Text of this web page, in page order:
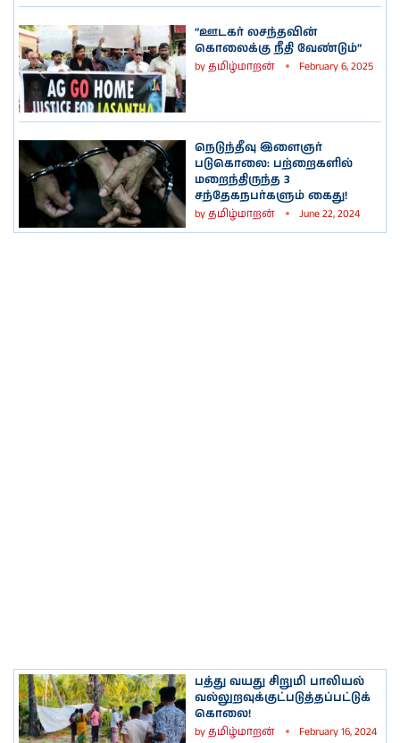
“ஊடகர் லசந்தவின்
கொலைக்கு நீதி வேண்டும்”
byதமிழ்மாறன் February 6, 2025
நெடுந்தீவு இளைஞர்
படுகொலை: பற்றைகளில்
மறைந்திருந்த 3
சந்தேகநபர்களும் கைது!
byதமிழ்மாறன் June 22, 2024
பத்து வயது சிறுமி பாலியல்
வல்லுறவுக்குட்படுத்தப்பட்டுக்
கொலை!
byதமிழ்மாறன் February 16, 2024